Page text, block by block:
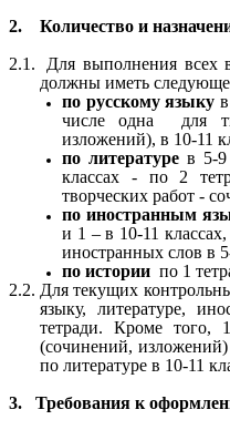
2.
Количество и
2.1.
Для выполнения всех
должны иметь
по русскому языку
числе одна для
изложений), в 10-11
по литературе в 5-9
классах - по 2
творческих работ -
по иностранным
и 1 – в 10-11
иностранных слов в
по истории по 1
2.2. Для текущих
языку, литературе,
тетради. Кроме того,
(сочинений, изложений)
по литературе в 10-11
3.
Требования к